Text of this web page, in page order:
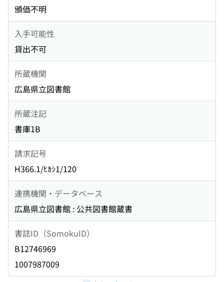
頒価不明
入手可能性
貸出不可
所蔵機関
広島県立図書館
所蔵注記
書庫1B
請求記号
H366.1/ﾋｶｼ1/120
連携機関・データベース
広島県立図書館 : 公共図書館蔵書
書誌ID（SomokuID）
B12746969
1007987009